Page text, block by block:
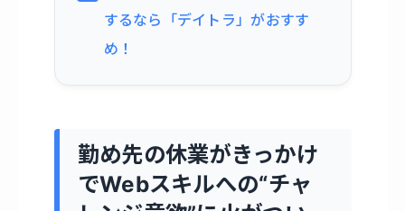
するなら「デイトラ」がおすす
め！
勤め先の休業がきっかけ
でWebスキルへの“チャ